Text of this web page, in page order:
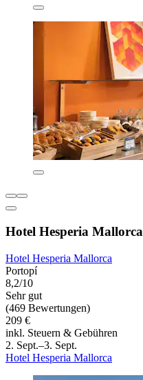
Hotel Hesperia Mallorca
Hotel Hesperia Mallorca
Portopí
8,2/10
Sehr gut
(469 Bewertungen)
209 €
inkl. Steuern & Gebühren
2. Sept.–3. Sept.
Hotel Hesperia Mallorca